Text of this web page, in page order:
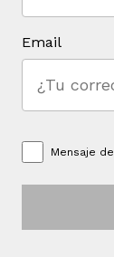
Email
Mensaje de